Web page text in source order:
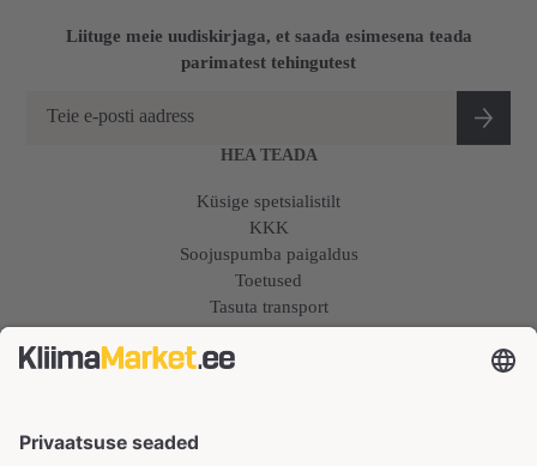
Liituge meie uudiskirjaga, et saada esimesena teada
parimatest tehingutest
HEA TEADA
Küsige spetsialistilt
KKK
Soojuspumba paigaldus
Toetused
Tasuta transport
Hinnagarantii